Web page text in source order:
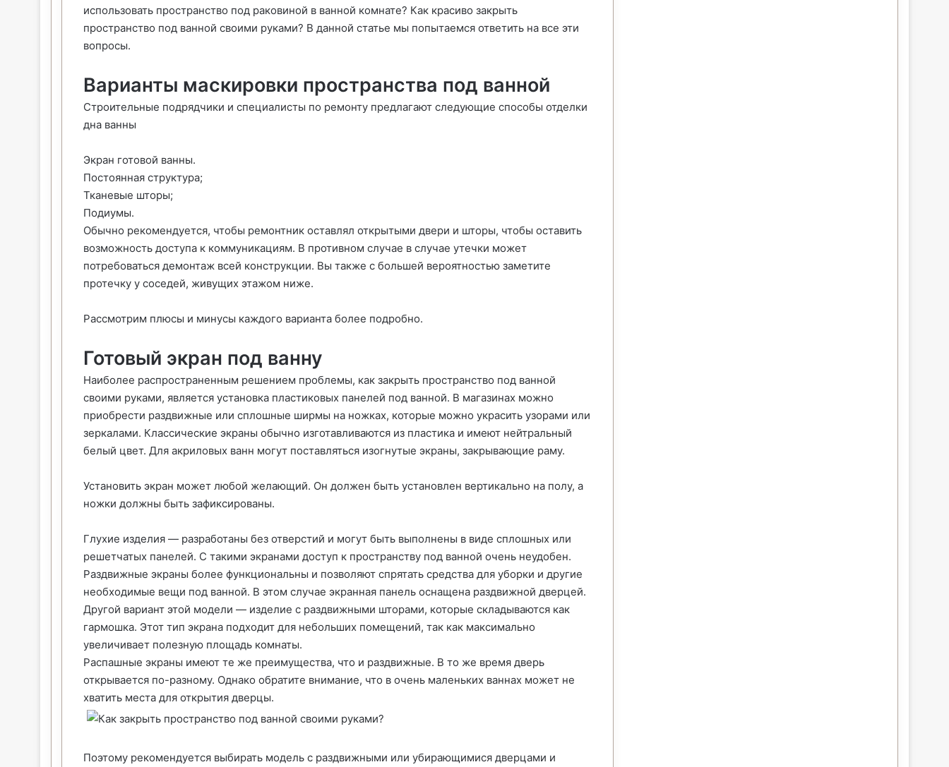
использовать пространство под раковиной в ванной комнате? Как красиво закрыть
пространство под ванной своими руками? В данной статье мы попытаемся ответить на все эти
вопросы.
Варианты маскировки пространства под ванной
Строительные подрядчики и специалисты по ремонту предлагают следующие способы отделки
дна ванны
Экран готовой ванны.
Постоянная структура;
Тканевые шторы;
Подиумы.
Обычно рекомендуется, чтобы ремонтник оставлял открытыми двери и шторы, чтобы оставить
возможность доступа к коммуникациям. В противном случае в случае утечки может
потребоваться демонтаж всей конструкции. Вы также с большей вероятностью заметите
протечку у соседей, живущих этажом ниже.
Рассмотрим плюсы и минусы каждого варианта более подробно.
Готовый экран под ванну
Наиболее распространенным решением проблемы, как закрыть пространство под ванной
своими руками, является установка пластиковых панелей под ванной. В магазинах можно
приобрести раздвижные или сплошные ширмы на ножках, которые можно украсить узорами или
зеркалами. Классические экраны обычно изготавливаются из пластика и имеют нейтральный
белый цвет. Для акриловых ванн могут поставляться изогнутые экраны, закрывающие раму.
Установить экран может любой желающий. Он должен быть установлен вертикально на полу, а
ножки должны быть зафиксированы.
Глухие изделия — разработаны без отверстий и могут быть выполнены в виде сплошных или
решетчатых панелей. С такими экранами доступ к пространству под ванной очень неудобен.
Раздвижные экраны более функциональны и позволяют спрятать средства для уборки и другие
необходимые вещи под ванной. В этом случае экранная панель оснащена раздвижной дверцей.
Другой вариант этой модели — изделие с раздвижными шторами, которые складываются как
гармошка. Этот тип экрана подходит для небольших помещений, так как максимально
увеличивает полезную площадь комнаты.
Распашные экраны имеют те же преимущества, что и раздвижные. В то же время дверь
открывается по-разному. Однако обратите внимание, что в очень маленьких ваннах может не
хватить места для открытия дверцы.
Поэтому рекомендуется выбирать модель с раздвижными или убирающимися дверцами и